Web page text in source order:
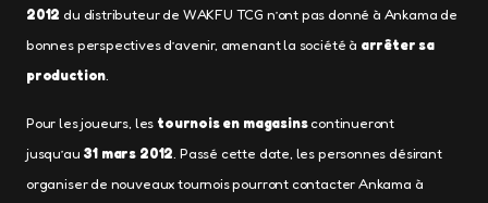
2012 du distributeur de WAKFU TCG n’ont pas donné à Ankama de
bonnes perspectives d’avenir, amenant la société à arrêter sa
production
Pour les joueurs, les tournois en magasinscontinueront
jusqu’au 31 mars 2012 . Passé cette date, les personnes désirant
organiser de nouveaux tournois pourront contacter Ankama à